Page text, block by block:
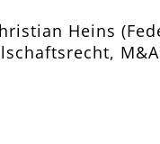
Heins